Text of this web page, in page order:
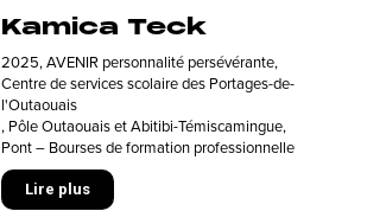
Kamica Teck
2025,AVENIR personnalité persévérante,
Centre de services scolaire des Portages-de-
l'Outaouais
, Pôle Outaouais et Abitibi-Témiscamingue,
Pont – Bourses de formation professionnelle
Lire plus